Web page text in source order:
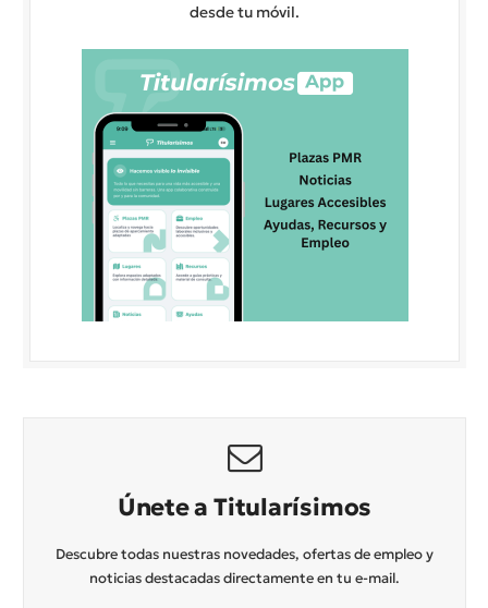
desde tu móvil.
Únete a Titularísimos
Descubre todas nuestras novedades, ofertas de empleo y
noticias destacadas directamente en tu e-mail.